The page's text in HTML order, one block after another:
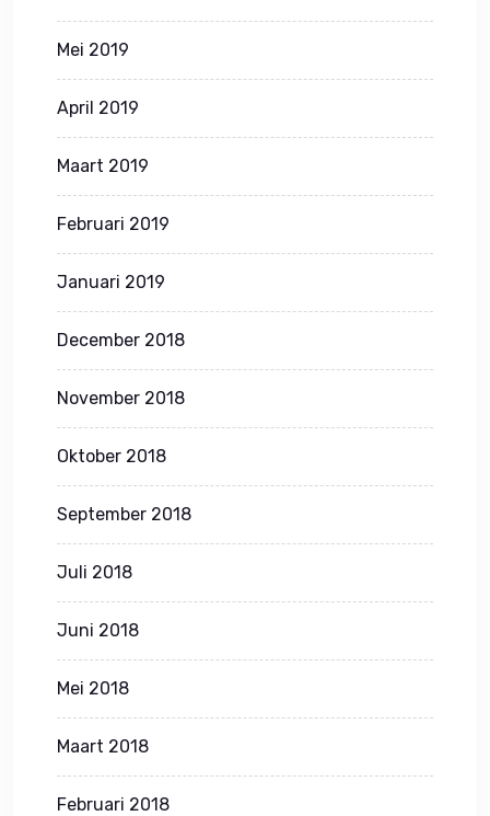
Mei 2019
April 2019
Maart 2019
Februari 2019
Januari 2019
December 2018
November 2018
Oktober 2018
September 2018
Juli 2018
Juni 2018
Mei 2018
Maart 2018
Februari 2018